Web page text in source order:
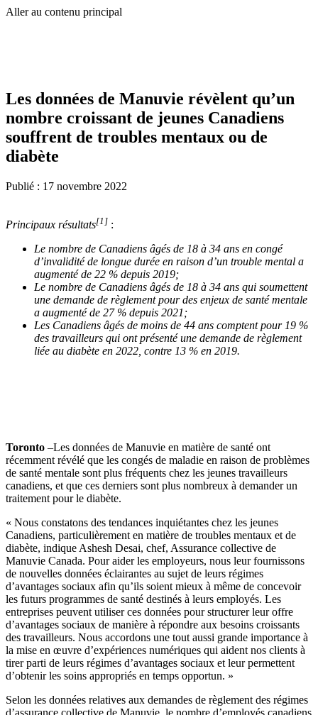
Aller au contenu principal
Les données de Manuvie révèlent qu’un
nombre croissant de jeunes Canadiens
souffrent de troubles mentaux ou de
diabète
Publié : 17 novembre 2022
Principaux résultats[1] :
Le nombre de Canadiens âgés de 18 à 34 ans en congé
d’invalidité de longue durée en raison d’un trouble mental a
augmenté de 22 % depuis 2019;
Le nombre de Canadiens âgés de 18 à 34 ans qui soumettent
une demande de règlement pour des enjeux de santé mentale
a augmenté de 27 % depuis 2021;
Les Canadiens âgés de moins de 44 ans comptent pour 19 %
des travailleurs qui ont présenté une demande de règlement
liée au diabète en 2022, contre 13 % en 2019.
Toronto –Les données de Manuvie en matière de santé ont
récemment révélé que les congés de maladie en raison de problèmes
de santé mentale sont plus fréquents chez les jeunes travailleurs
canadiens, et que ces derniers sont plus nombreux à demander un
traitement pour le diabète.
« Nous constatons des tendances inquiétantes chez les jeunes
Canadiens, particulièrement en matière de troubles mentaux et de
diabète, indique Ashesh Desai, chef, Assurance collective de
Manuvie Canada. Pour aider les employeurs, nous leur fournissons
de nouvelles données éclairantes au sujet de leurs régimes
d’avantages sociaux afin qu’ils soient mieux à même de concevoir
les futurs programmes de santé destinés à leurs employés. Les
entreprises peuvent utiliser ces données pour structurer leur offre
d’avantages sociaux de manière à répondre aux besoins croissants
des travailleurs. Nous accordons une tout aussi grande importance à
la mise en œuvre d’expériences numériques qui aident nos clients à
tirer parti de leurs régimes d’avantages sociaux et leur permettent
d’obtenir les soins appropriés en temps opportun. »
Selon les données relatives aux demandes de règlement des régimes